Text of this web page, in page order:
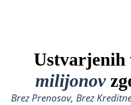
Ustvarjenih
milijonov
Brez Prenosov, Brez